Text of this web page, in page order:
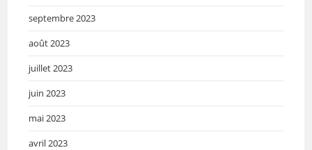
septembre 2023
août 2023
juillet 2023
juin 2023
mai 2023
avril 2023